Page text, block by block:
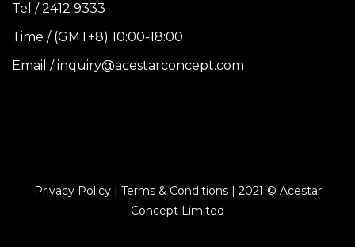
Tel / 2412 9333
Time / (GMT+8) 10:00-18:00
Email / inquiry@acestarconcept.com
Privacy Policy | Terms & Conditions | 2021 © Acestar
Concept Limited